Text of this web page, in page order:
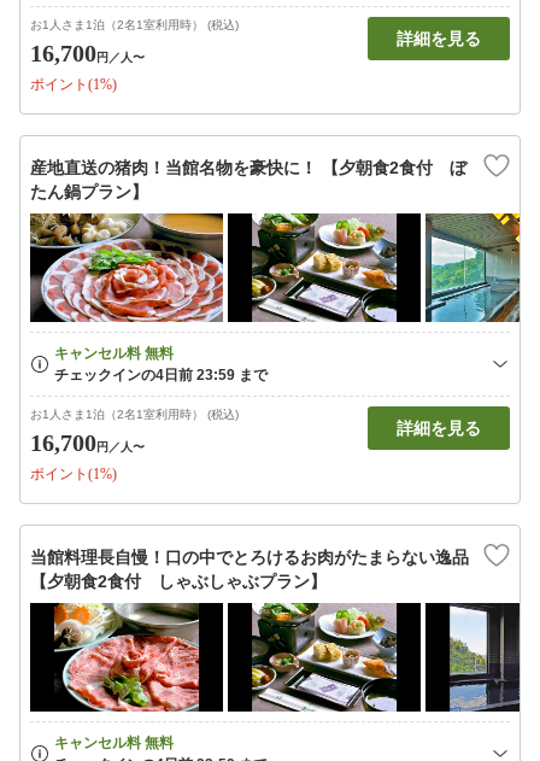
お1人さま1泊（2名1室利用時） (税込)
16,700円 ／人〜
ポイント(1%)
詳細を見る
産地直送の猪肉！当館名物を豪快に！ 【夕朝食2食付 ぼ
たん鍋プラン】
お1人さま1泊（2名1室利用時） (税込)
16,700円 ／人〜
ポイント(1%)
詳細を見る
当館料理長自慢！口の中でとろけるお肉がたまらない逸品
【夕朝食2食付 しゃぶしゃぶプラン】